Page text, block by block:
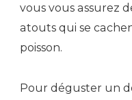
vous vous assurez
atouts qui se
poisson.
Pour déguster un